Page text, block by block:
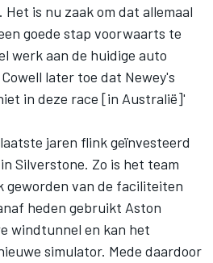
is nu zaak om dat allemaal
goede stap voorwaarts te
werk aan de huidige auto
later toe dat Newey's
in deze race [in Australië]'
jaren flink geïnvesteerd
Silverstone. Zo is het team
geworden van de faciliteiten
heden gebruikt Aston
windtunnel en kan het
simulator. Mede daardoor